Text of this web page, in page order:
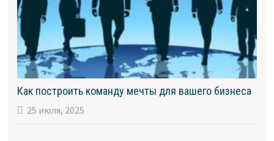
Как построить команду мечты для вашего бизнеса
25 июля, 2025